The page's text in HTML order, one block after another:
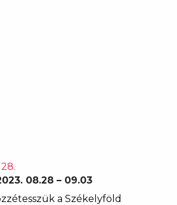
08.28 – 09.03
a Székelyföld